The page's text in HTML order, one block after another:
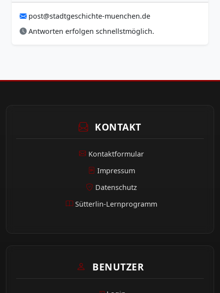
post@stadtgeschichte-muenchen.de
Antworten erfolgen schnellstmöglich.
KONTAKT
Kontaktformular
Impressum
Datenschutz
Sütterlin-Lernprogramm
BENUTZER